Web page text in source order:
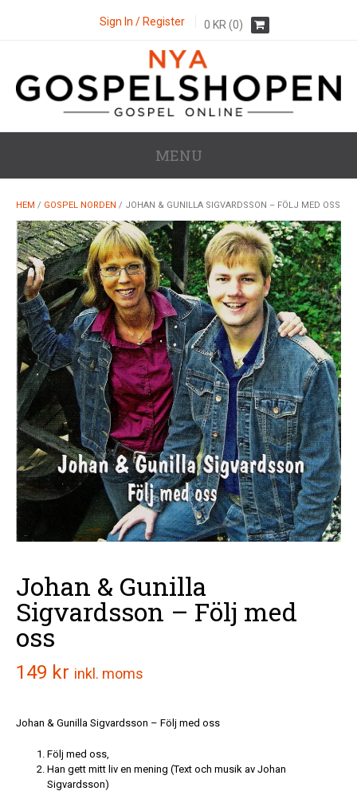
Sign In / Register 0 KR (0)
MENU
HEM / GOSPEL NORDEN / JOHAN & GUNILLA SIGVARDSSON – FÖLJ MED OSS
Johan & Gunilla
Sigvardsson – Följ med
oss
149 kr inkl. moms
Johan & Gunilla Sigvardsson – Följ med oss
Följ med oss,
Han gett mitt liv en mening (Text och musik av Johan
Sigvardsson)